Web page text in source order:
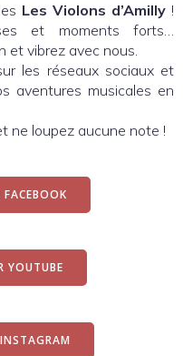
Les Violons d’Amilly !
et moments forts…
et vibrez avec nous.
les réseaux sociaux et
aventures musicales en
ne loupez aucune note !
YOUTUBE